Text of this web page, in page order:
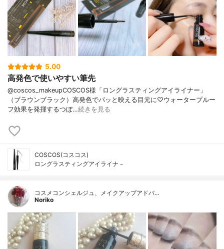
5.00
高発色で使いやすい筆先
@coscos_makeupCOSCOS様「ロングラスティングアイライナー」
（ブラウンブラック）高発色でパッと映える目元に♡ウォータープルー
フ効果を発揮するつぼ…続きを見る
COSCOS(コスコス)
ロングラスティングアイライナ－
コスメコンシェルジュ、メイクアップアドバ…
Noriko